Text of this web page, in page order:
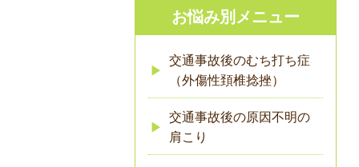
お悩み別メニュー
交通事故後のむち打ち症
（外傷性頚椎捻挫）
交通事故後の原因不明の
肩こり